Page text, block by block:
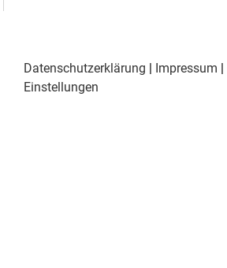
Datenschutzerklärung | Impressum |
Einstellungen